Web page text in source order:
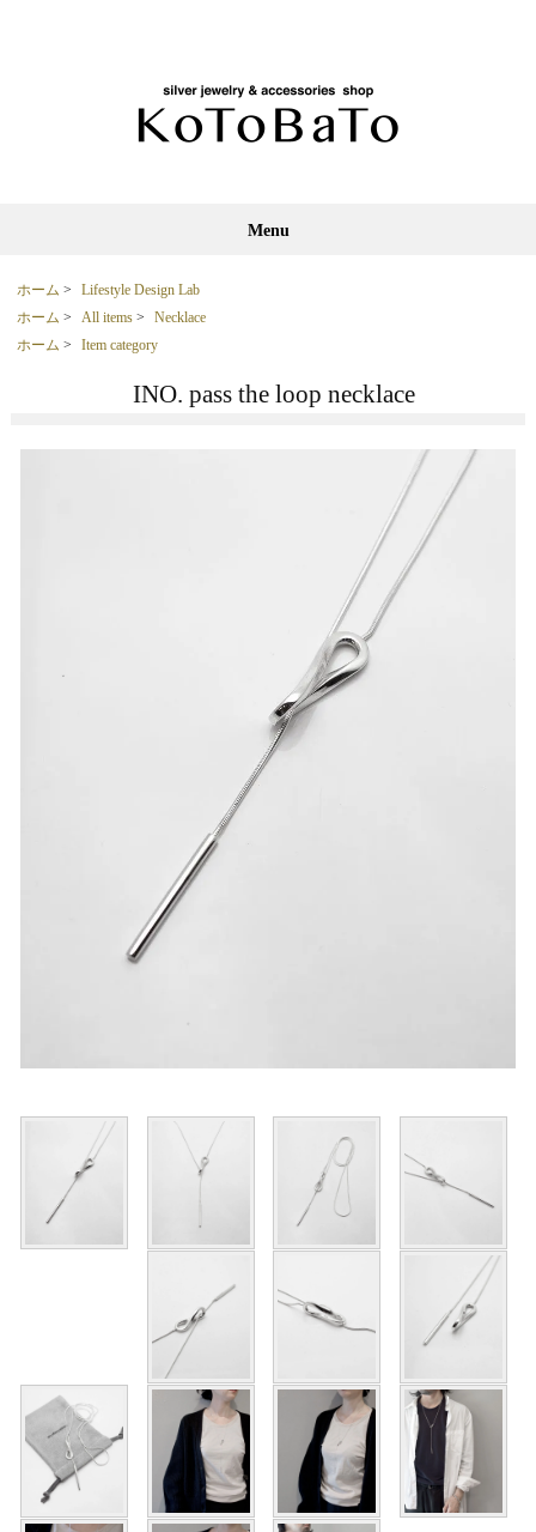
Menu
ホーム >
Lifestyle Design Lab
ホーム > All items >
Necklace
ホーム > Item category
INO. pass the loop necklace